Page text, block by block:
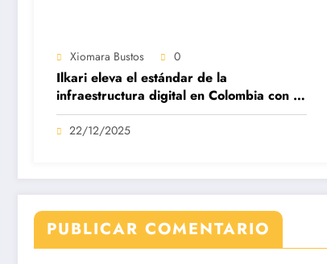
Xiomara Bustos 0
Ilkari eleva el estándar de la
infraestructura digital en Colombia con su
datacenter certificado Nivel IV de ICREA
22/12/2025
PUBLICAR COMENTARIO